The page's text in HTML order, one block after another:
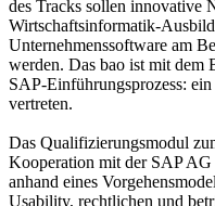
des Tracks sollen innovative
Wirtschaftsinformatik-
Unternehmenssoftware am
werden. Das bao ist mit
SAP-Einführungsprozess:
vertreten.
Das Qualifizierungsmodul
Kooperation mit der SAP
anhand eines
Usability, rechtlichen und